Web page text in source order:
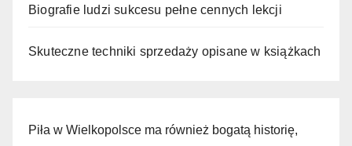
Biografie ludzi sukcesu pełne cennych lekcji
Skuteczne techniki sprzedaży opisane w książkach
Piła w Wielkopolsce ma również bogatą historię,